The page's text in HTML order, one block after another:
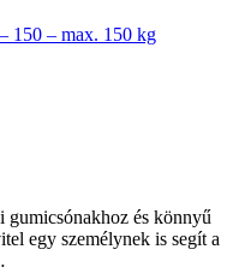
gumicsónakhoz és könnyű
egy személynek is segít a